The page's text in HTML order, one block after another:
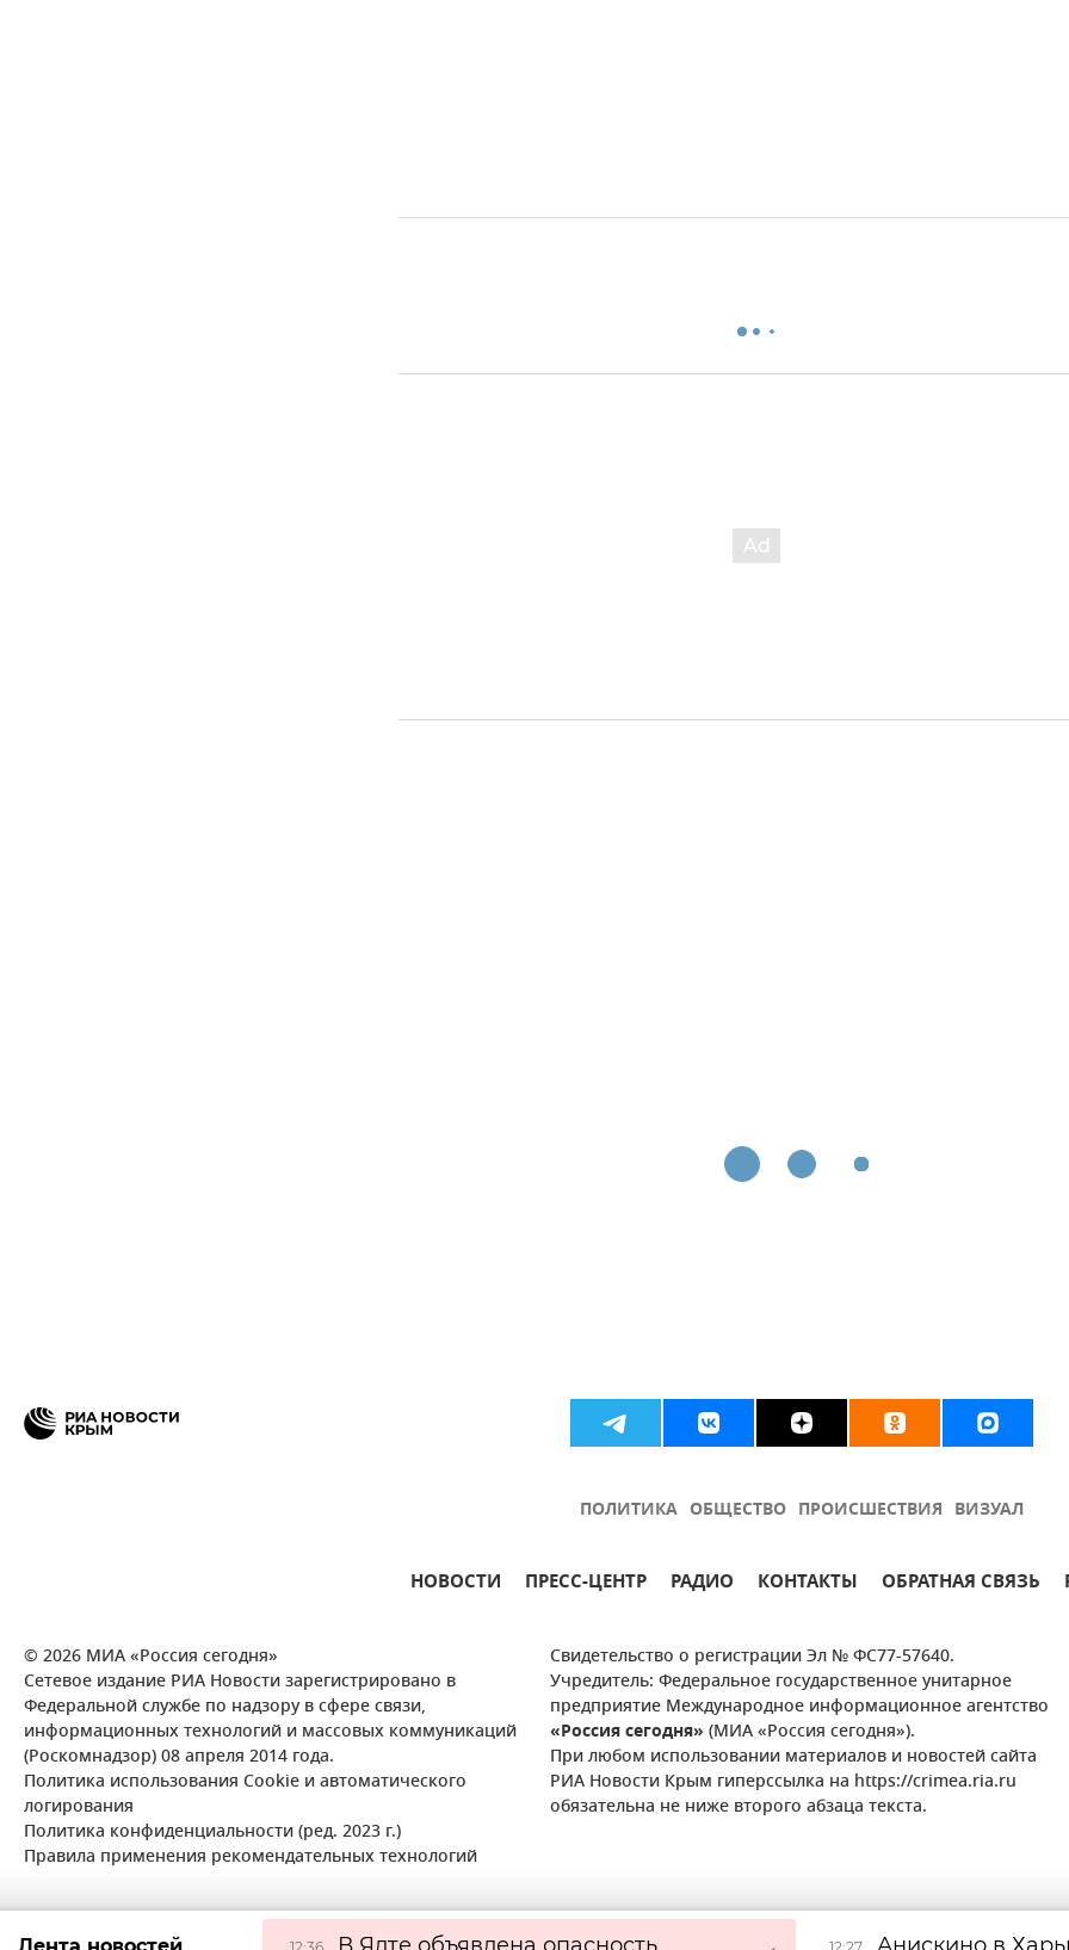
ПОЛИТИКА ОБЩЕСТВО ПРОИСШЕСТВИЯ ВИЗУАЛ
НОВОСТИ ПРЕСС-ЦЕНТР РАДИО КОНТАКТЫ ОБРАТНАЯ СВЯЗЬ
© 2026 МИА «Россия сегодня»
Сетевое издание РИА Новости зарегистрировано в
Федеральной службе по надзору в сфере связи,
информационных технологий и массовых коммуникаций
(Роскомнадзор) 08 апреля 2014 года.
Политика использования Cookie и автоматического
логирования
Политика конфиденциальности (ред. 2023 г.)
Правила применения рекомендательных технологий
Свидетельство о регистрации Эл № ФС77-57640.
Учредитель: Федеральное государственное унитарное
предприятие Международное информационное агентство
«Россия сегодня» (МИА «Россия сегодня»).
При любом использовании материалов и новостей сайта
РИА Новости Крым гиперссылка на https://crimea.ria.ru
обязательна не ниже второго абзаца текста.